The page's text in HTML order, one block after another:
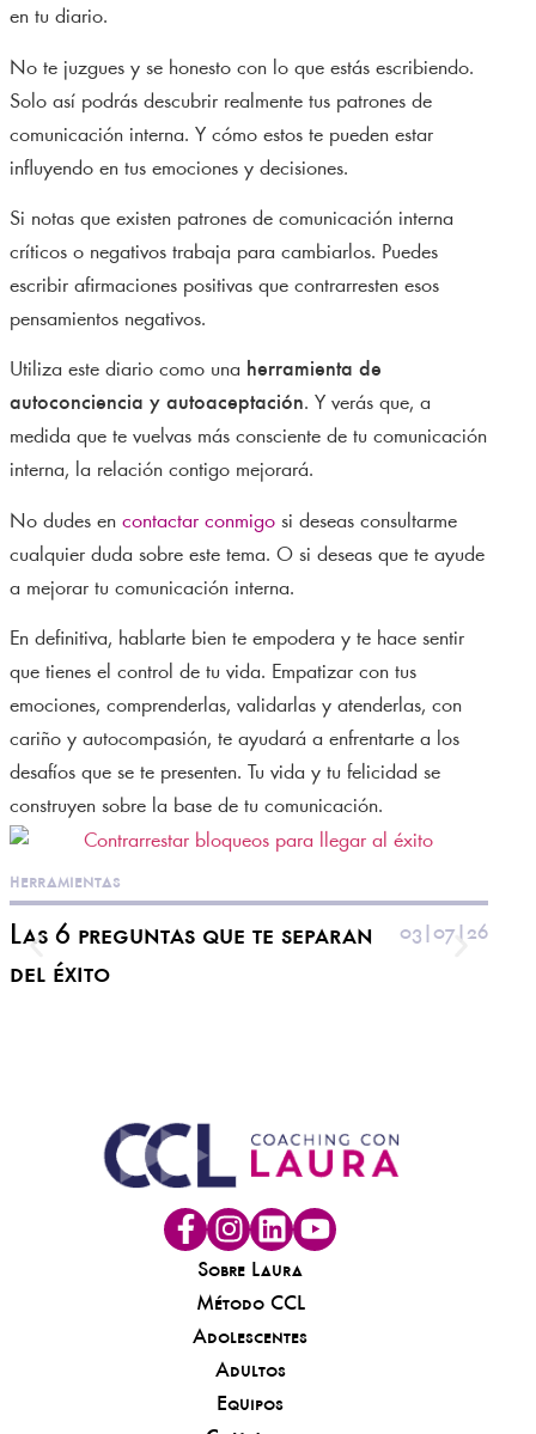
en tu diario.
No te juzgues y se honesto con lo que estás escribiendo.
Solo así podrás descubrir realmente tus patrones de
comunicación interna. Y cómo estos te pueden estar
influyendo en tus emociones y decisiones.
Si notas que existen patrones de comunicación interna
críticos o negativos trabaja para cambiarlos. Puedes
escribir afirmaciones positivas que contrarresten esos
pensamientos negativos.
Utiliza este diario como una herramienta de
autoconciencia y autoaceptación. Y verás que, a
medida que te vuelvas más consciente de tu comunicación
interna, la relación contigo mejorará.
No dudes en contactar conmigo si deseas consultarme
cualquier duda sobre este tema. O si deseas que te ayude
a mejorar tu comunicación interna.
En definitiva, hablarte bien te empodera y te hace sentir
que tienes el control de tu vida. Empatizar con tus
emociones, comprenderlas, validarlas y atenderlas, con
cariño y autocompasión, te ayudará a enfrentarte a los
desafíos que se te presenten. Tu vida y tu felicidad se
construyen sobre la base de tu comunicación.
herramientas
03|07|26
Las 6 preguntas que te separan
del éxito
Sobre Laura
Método CCL
Adolescentes
Adultos
Equipos